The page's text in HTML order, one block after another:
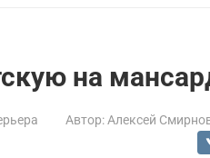
на
Автор: Алексей